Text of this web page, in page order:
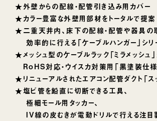
★外壁からの配線・配管引き込み用カバー
★カラー豊富な外壁用部材をトータルで提案
★二重天井内、床下の配線・配管や器具の
効率的に行える「ケーブルハンガー」シリ
★メッシュ型のケーブルラック「ミラメッシュ
RoHS対応・ウイスカ対策用「黒塗装仕様
★リニューアルされたエアコン配管ダクト「ス
★塩ビ管を鉛直に切断できる工具、
極細モール用タッカー、
IV線の皮むきが電動ドリルで行える注目